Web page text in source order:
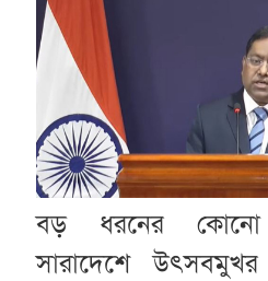
বড় ধরনের কোনো
সারাদেশে